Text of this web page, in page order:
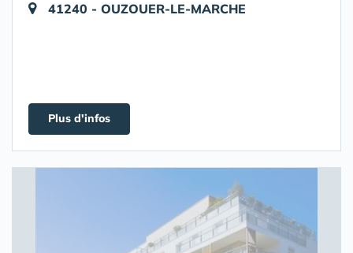
41240 - OUZOUER-LE-MARCHE
Plus d'infos